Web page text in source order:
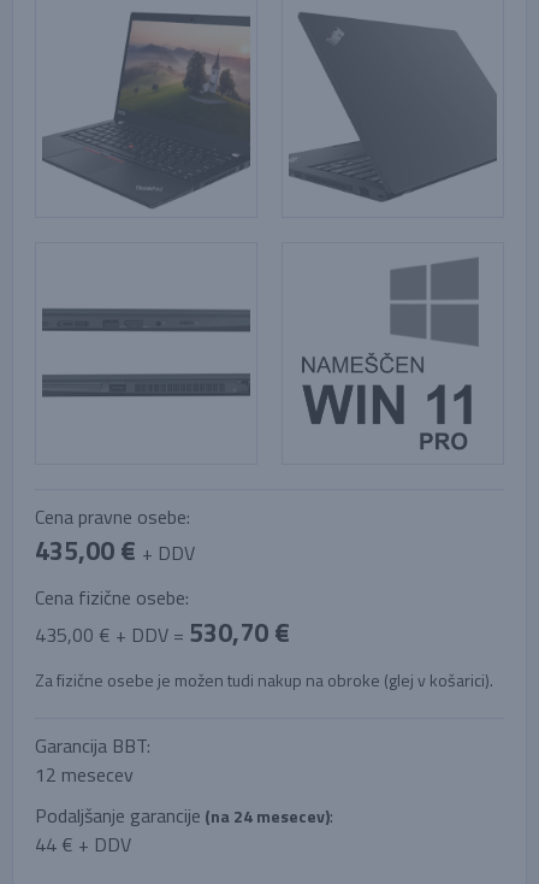
Cena pravne osebe:
435,00 € + DDV
Cena fizične osebe:
435,00 € + DDV = 530,70 €
Za fizične osebe je možen tudi nakup na obroke (glej v košarici).
Garancija BBT:
12 mesecev
Podaljšanje garancije (na 24 mesecev):
44 € + DDV